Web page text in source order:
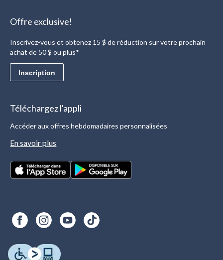
Offre exclusive!
Inscrivez-vous et obtenez 15 $ de réduction sur votre prochain
achat de 50 $ ou plus*
Inscription
Téléchargez l'appli
Accéder aux offres hebdomadaires personnalisées
En savoir plus